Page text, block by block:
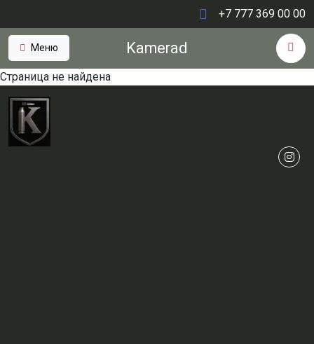
+7 777 369 00 00
Меню Kamerad
Страница не найдена